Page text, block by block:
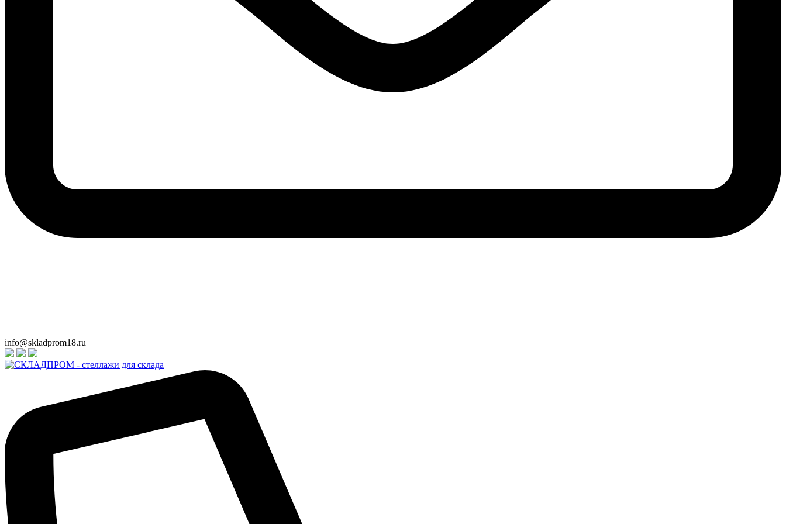
info@skladprom18.ru